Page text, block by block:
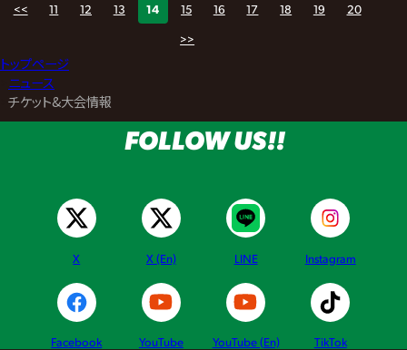
<< 11 12 13 14 15 16 17 18 19
20
>>
トップページ
ニュース
チケット&大会情報
FOLLOW US!!
X X (En) LINE Instagram
Facebook YouTube YouTube (En) TikTok